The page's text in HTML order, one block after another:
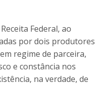
Federal, ao
por dois produtores
regime de parceira,
e constância nos
na verdade, de